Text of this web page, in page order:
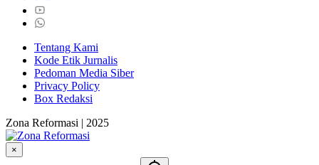
Tentang Kami
Kode Etik Jurnalis
Pedoman Media Siber
Privacy Policy
Box Redaksi
Zona Reformasi | 2025
×